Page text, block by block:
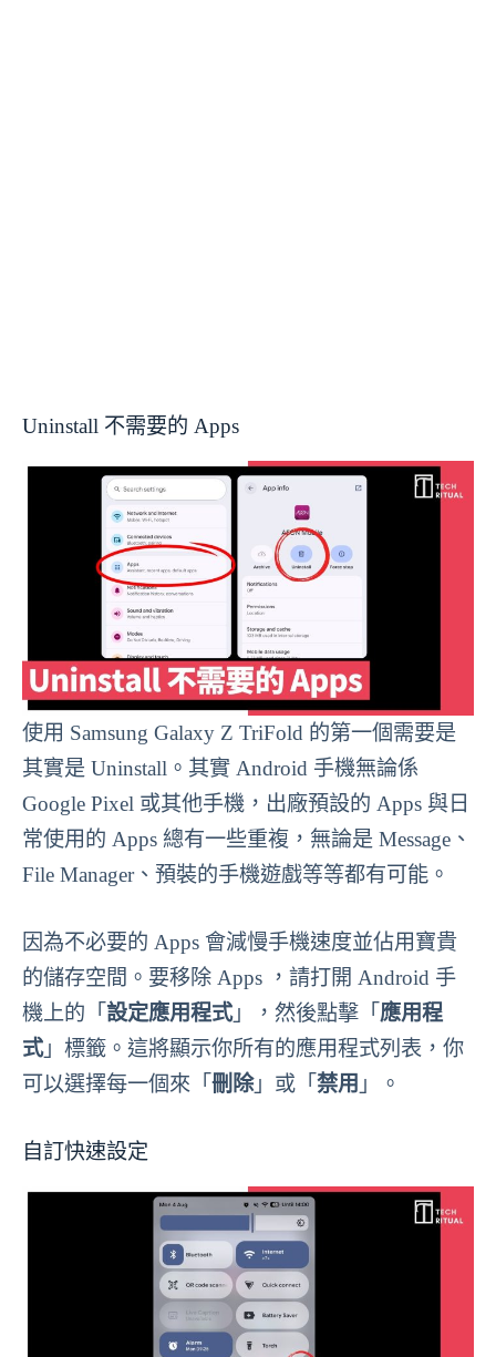
Uninstall 不需要的 Apps
使用 Samsung Galaxy Z TriFold 的第一個需要是
其實是 Uninstall。其實 Android 手機無論係
Google Pixel 或其他手機，出廠預設的 Apps 與日
常使用的 Apps 總有一些重複，無論是 Message、
File Manager、預裝的手機遊戲等等都有可能。
因為不必要的 Apps 會減慢手機速度並佔用寶貴
的儲存空間。要移除 Apps ，請打開 Android 手
機上的「 設定應用程式」，然後點擊「 應用程
式」標籤。這將顯示你所有的應用程式列表，你
可以選擇每一個來「 刪除」或「 禁用 」。
自訂快速設定